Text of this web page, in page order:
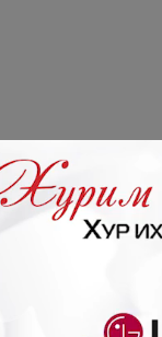
- 174,500₮